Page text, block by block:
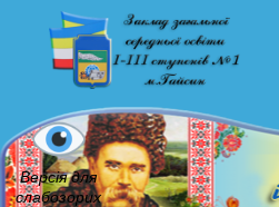
Версія для
слабозорих